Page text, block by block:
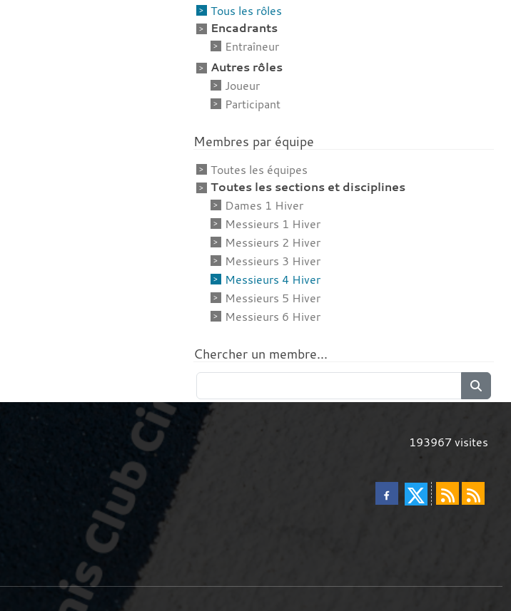
Tous les rôles
Encadrants
Entraîneur
Autres rôles
Joueur
Participant
Membres par équipe
Toutes les équipes
Toutes les sections et disciplines
Dames 1 Hiver
Messieurs 1 Hiver
Messieurs 2 Hiver
Messieurs 3 Hiver
Messieurs 4 Hiver
Messieurs 5 Hiver
Messieurs 6 Hiver
Chercher un membre...
193967visites